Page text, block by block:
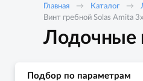
Главная Каталог
Винт гребной Solas Amita
Лодочные
Подбор по параметрам